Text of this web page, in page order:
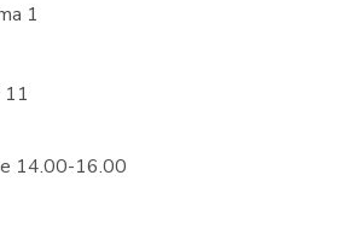
1
14.00-16.00